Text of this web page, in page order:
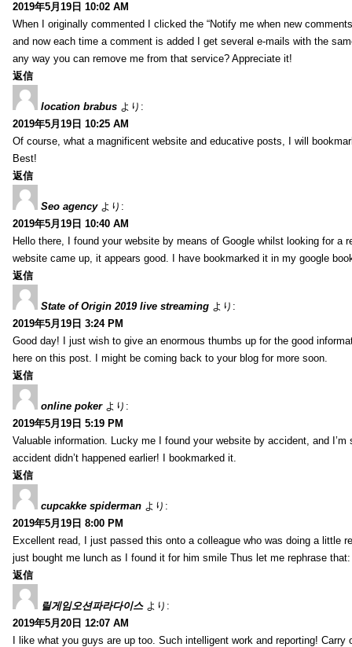
2019年5月19日 10:02 AM
When I originally commented I clicked the “Notify me when new
and now each time a comment is added I get several e-mails with the
any way you can remove me from that service? Appreciate it!
返信
location brabus より:
2019年5月19日 10:25 AM
Of course, what a magnificent website and educative posts, I will
Best!
返信
Seo agency より:
2019年5月19日 10:40 AM
Hello there, I found your website by means of Google whilst looking for a
website came up, it appears good. I have bookmarked it in my google
返信
State of Origin 2019 live streaming より:
2019年5月19日 3:24 PM
Good day! I just wish to give an enormous thumbs up for the good
here on this post. I might be coming back to your blog for more soon.
返信
online poker より:
2019年5月19日 5:19 PM
Valuable information. Lucky me I found your website by accident, and I’m
accident didn’t happened earlier! I bookmarked it.
返信
cupcakke spiderman より:
2019年5月19日 8:00 PM
Excellent read, I just passed this onto a colleague who was doing a little
just bought me lunch as I found it for him smile Thus let me rephrase
返信
릴게임오션파라다이스 より:
2019年5月20日 12:07 AM
I like what you guys are up too. Such intelligent work and reporting! Carry